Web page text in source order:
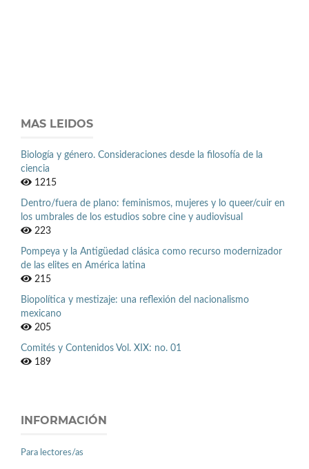
MAS LEIDOS
Biología y género. Consideraciones desde la filosofía de la
ciencia
1215
Dentro/fuera de plano: feminismos, mujeres y lo queer/cuir en
los umbrales de los estudios sobre cine y audiovisual
223
Pompeya y la Antigüedad clásica como recurso modernizador
de las elites en América latina
215
Biopolítica y mestizaje: una reflexión del nacionalismo
mexicano
205
Comités y Contenidos Vol. XIX: no. 01
189
INFORMACIÓN
Para lectores/as